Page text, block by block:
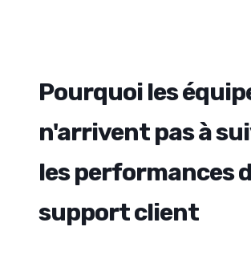
Pourquoi les
n'arrivent pas à
les performances
support client